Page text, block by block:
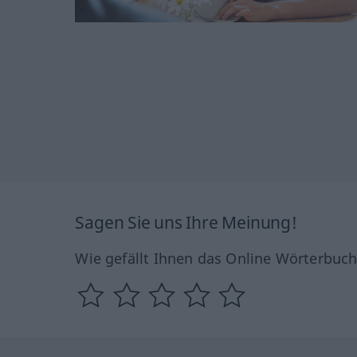
Sagen Sie uns Ihre Meinung!
Wie gefällt Ihnen das Online